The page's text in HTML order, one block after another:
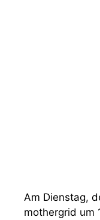
Am Dienstag,
mothergrid um